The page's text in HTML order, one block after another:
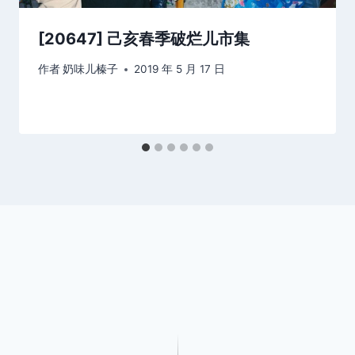
[20647] 己亥春季破烂儿市集
作者奶味儿榛子 2019 年 5 月 17 日